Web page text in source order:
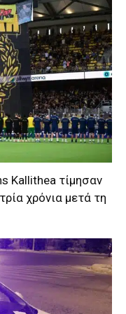
Kallithea τίμησαν
χρόνια μετά τη